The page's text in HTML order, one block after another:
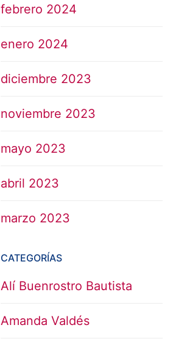
febrero 2024
enero 2024
diciembre 2023
noviembre 2023
mayo 2023
abril 2023
marzo 2023
CATEGORÍAS
Alí Buenrostro Bautista
Amanda Valdés